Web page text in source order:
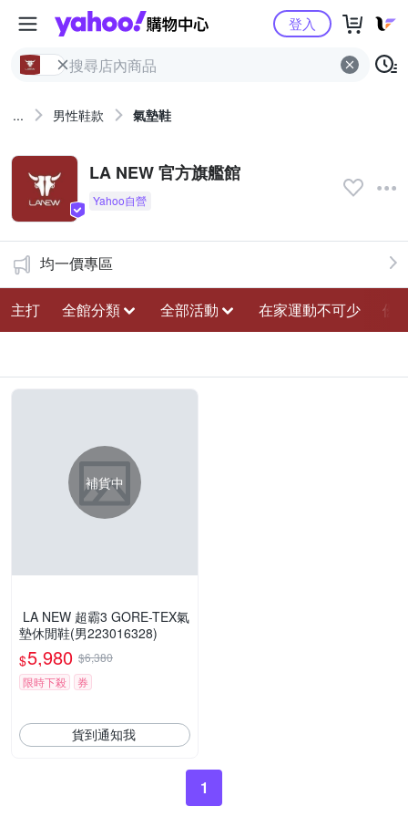
Yahoo購物中心
登入
... 男性鞋款 氣墊鞋
LA NEW 官方旗艦館
均一價專區
主打 全館分類 全部活動 在家運動不可少 優
補貨中
LA NEW 超霸3 GORE-TEX氣
墊休閒鞋(男223016328)
$5,980 $6,380
限時下殺
券
貨到通知我
1